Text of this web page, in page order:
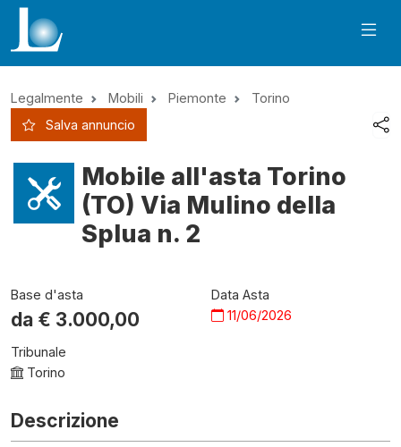
Legalmente Mobili Piemonte
Torino
Salva annuncio
Mobile all'asta Torino
(TO) Via Mulino della
Splua n. 2
Base d'asta
da € 3.000,00
Data Asta
11/06/2026
Tribunale
Torino
Descrizione